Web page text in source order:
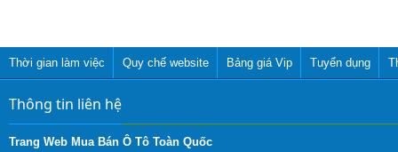
Thời gian làm việc Quy chế website Bảng giá Vip Tuyển dụng
Thông tin liên hệ
Trang Web Mua Bán Ô Tô Toàn Quốc